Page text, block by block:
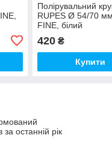
Полірувальний
RUPES Ø 54/70
FINE, білий
420₴
Купити
за останній рік